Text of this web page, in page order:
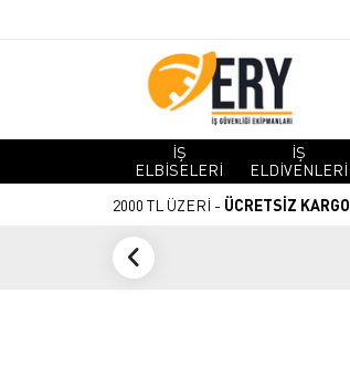
İŞ
ELBİSELERİ
İŞ
ELDİVENLERİ
2000 TL ÜZERİ - ÜCRETSİZ KARGO